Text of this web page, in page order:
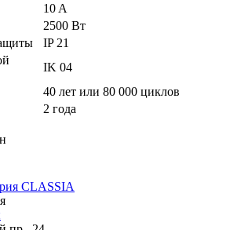
10 A
2500 Вт
IP 21
IK 04
40 лет или 80 000 циклов
2 года
CLASSIA